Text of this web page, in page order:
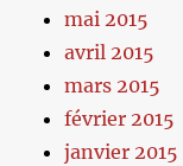
mai 2015
avril 2015
mars 2015
février 2015
janvier 2015